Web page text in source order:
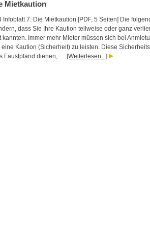
Mietkaution
Infoblatt 7: Die Mietkaution [PDF, 5 Seiten] Die
dass Sie Ihre Kaution teilweise oder ganz
kannten. Immer mehr Mieter müssen sich bei
eine Kaution (Sicherheit) zu leisten. Diese
Faustpfand dienen, … [Weiterlesen...]